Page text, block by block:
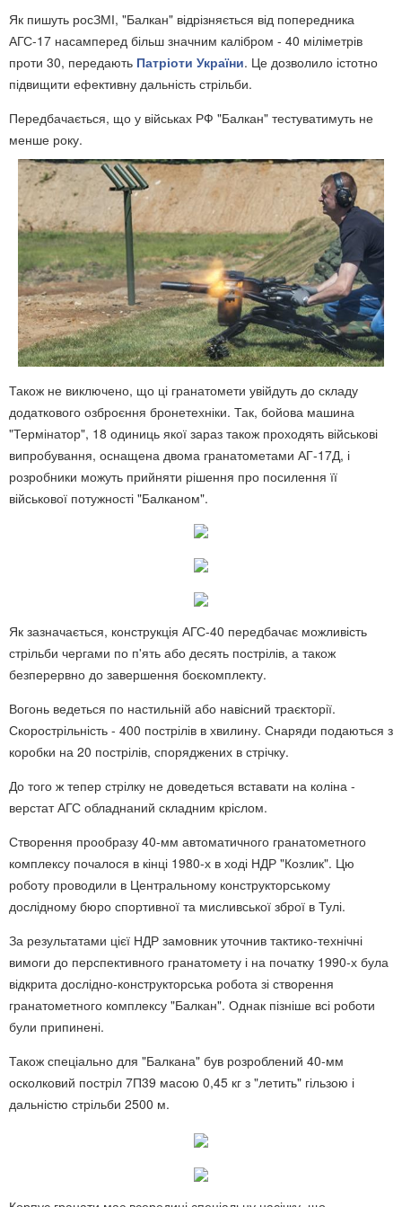
Як пишуть росЗМІ, "Балкан" відрізняється від попередника
АГС-17 насамперед більш значним калібром - 40 міліметрів
проти 30, передають Патріоти України. Це дозволило істотно
підвищити ефективну дальність стрільби.
Передбачається, що у військах РФ "Балкан" тестуватимуть не
менше року.
Також не виключено, що ці гранатомети увійдуть до складу
додаткового озброєння бронетехніки. Так, бойова машина
"Термінатор", 18 одиниць якої зараз також проходять військові
випробування, оснащена двома гранатометами АГ-17Д, і
розробники можуть прийняти рішення про посилення її
військової потужності "Балканом".
Як зазначається, конструкція АГС-40 передбачає можливість
стрільби чергами по п'ять або десять пострілів, а також
безперервно до завершення боєкомплекту.
Вогонь ведеться по настильній або навісний траєкторії.
Скорострільність - 400 пострілів в хвилину. Снаряди подаються з
коробки на 20 пострілів, споряджених в стрічку.
До того ж тепер стрілку не доведеться вставати на коліна -
верстат АГС обладнаний складним кріслом.
Створення прообразу 40-мм автоматичного гранатометного
комплексу почалося в кінці 1980-х в ході НДР "Козлик". Цю
роботу проводили в Центральному конструкторському
дослідному бюро спортивної та мисливської зброї в Тулі.
За результатами цієї НДР замовник уточнив тактико-технічні
вимоги до перспективного гранатомету і на початку 1990-х була
відкрита дослідно-конструкторська робота зі створення
гранатометного комплексу "Балкан". Однак пізніше всі роботи
були припинені.
Також спеціально для "Балкана" був розроблений 40-мм
осколковий постріл 7П39 масою 0,45 кг з "летить" гільзою і
дальністю стрільби 2500 м.